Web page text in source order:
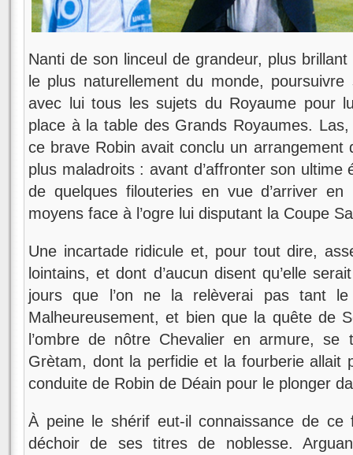
Nanti de son linceul de grandeur, plus
le plus naturellement du monde,
avec lui tous les sujets du Royaume pour
place à la table des Grands Royaumes.
ce brave Robin avait conclu un arrangement
plus maladroits : avant d’affronter son ultime
de quelques filouteries en vue d’arriver
moyens face à l’ogre lui disputant la Coupe
Une incartade ridicule et, pour tout dire,
lointains, et dont d’aucun disent qu’elle
jours que l’on ne la relèverai pas tant le
Malheureusement, et bien que la quête de
l’ombre de nôtre Chevalier en armure,
Grètam, dont la perfidie et la fourberie allait
conduite de Robin de Déain pour le plonger
À peine le shérif eut-il connaissance de ce
déchoir de ses titres de noblesse.